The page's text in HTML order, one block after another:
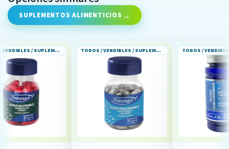
SUPLEMENTOS ALIMENTICIOS
TODOS / VENDIBLES / SUPLEMENTOS ALIMENTICIOS TODOS / VENDIBLES / SUPLEMENTOS ALIMENTICIOS